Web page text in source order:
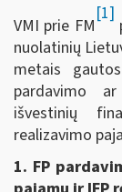
VMI prie FM
[1]
nuolatinių
metais
pardavimo
išvestinių
realizavimo
1. FP